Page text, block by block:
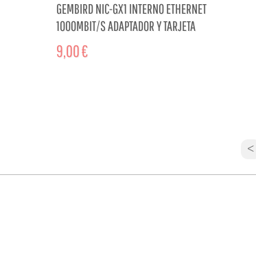
GEMBIRD NIC-GX1 INTERNO ETHERNET
1000MBIT/S ADAPTADOR Y TARJETA
DE RED
9,00 €